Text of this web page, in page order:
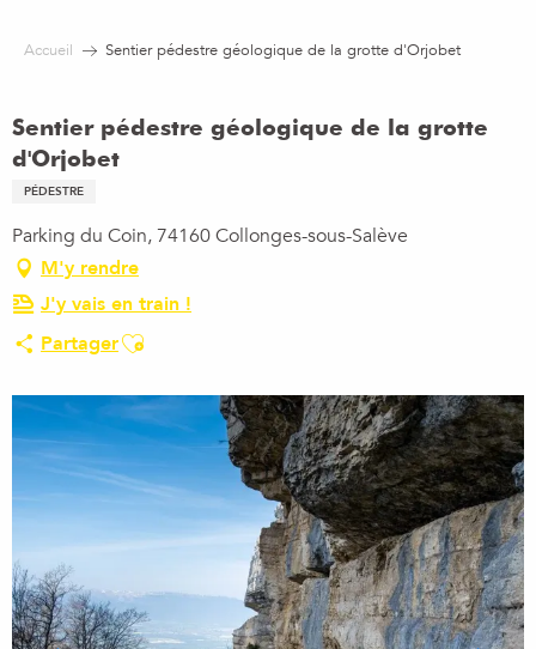
Accueil Sentier pédestre géologique de la grotte d'Orjobet
Sentier pédestre géologique de la grotte
d'Orjobet
PÉDESTRE
Parking du Coin, 74160 Collonges-sous-Salève
M'y rendre
J'y vais en train !
PartagerAjouter aux favoris